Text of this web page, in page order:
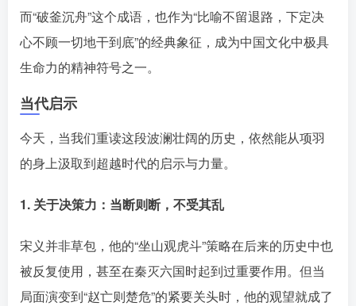
而“破釜沉舟”这个成语，也作为“比喻不留退路，下定决
心不顾一切地干到底”的经典象征，成为中国文化中极具
生命力的精神符号之一。󠄹󠅀󠄪󠄢󠄡󠄦󠄞󠄧󠄣󠄞󠄢󠄡󠄧󠄞󠄩󠄢󠅬󠅅󠅃󠄵󠅂󠄪󠅗󠅥󠅕󠅣󠅤󠅬󠅄󠄹󠄽󠄵󠄪󠄢󠄠󠄢󠄦󠄝󠄠󠄨󠄝󠄠󠄨󠄐󠄡󠄣󠄪󠄣󠄤󠄪󠄡󠄣󠅬󠅨󠅙󠅑󠅟󠅗󠅒󠄞󠅓󠅟󠅝󠄐󠇕󠆠󠅿󠇖󠆄󠆩󠇕󠅿󠆈󠇗󠆭󠆁󠄐󠇗󠅹󠅸󠇖󠆍󠅳󠇖󠅹󠅰󠇖󠆌󠅹
当代启示
今天，当我们重读这段波澜壮阔的历史，依然能从项羽
的身上汲取到超越时代的启示与力量。󠄹󠅀󠄪󠄢󠄡󠄦󠄞󠄧󠄣󠄞󠄢󠄡󠄧󠄞󠄩󠄢󠅬󠅅󠅃󠄵󠅂󠄪󠅗󠅥󠅕󠅣󠅤󠅬󠅄󠄹󠄽󠄵󠄪󠄢󠄠󠄢󠄦󠄝󠄠󠄨󠄝󠄠󠄨󠄐󠄡󠄣󠄪󠄣󠄤󠄪󠄡󠄣󠅬󠅨󠅙󠅑󠅟󠅗󠅒󠄞󠅓󠅟󠅝󠄐󠇕󠆠󠅿󠇖󠆄󠆩󠇕󠅿󠆈󠇗󠆭󠆁󠄐󠇗󠅹󠅸󠇖󠆍󠅳󠇖󠅹󠅰󠇖󠆌󠅹
1. 关于决策力：当断则断，不受其乱
宋义并非草包，他的“坐山观虎斗”策略在后来的历史中也
被反复使用，甚至在秦灭六国时起到过重要作用。但当
局面演变到“赵亡则楚危”的紧要关头时，他的观望就成了